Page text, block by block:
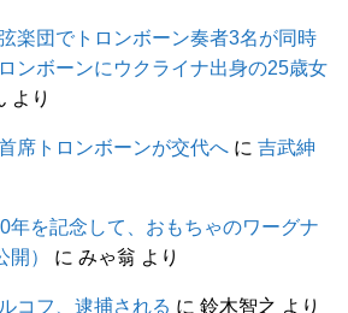
楽団でトロンボーン奏者3名が同時
ンボーンにウクライナ出身の25歳女
より
席トロンボーンが交代へ に吉武紳
年を記念して、おもちゃのワーグナ
）
にみゃ翁 より
コフ、逮捕される に鈴木智之 より